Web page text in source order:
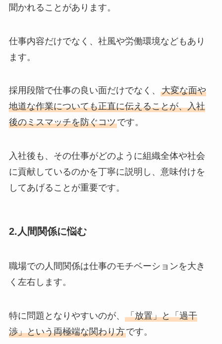
聞かれることがあります。
仕事内容だけでなく、社風や労働環境などもあり
ます。
採用段階で仕事の良い面だけでなく、 大変な面や
地道な作業についても正直に伝えることが、入社
後のミスマッチを防ぐコツです。
入社後も、その仕事がどのように組織全体や社会
に貢献しているのかを丁寧に説明し、意味付けを
してあげることが重要です。
2.人間関係に悩む
職場での人間関係は仕事のモチベーションを大き
く左右します。
特に問題となりやすいのが、 「放置」と「過干
渉」という両極端な関わり方です。